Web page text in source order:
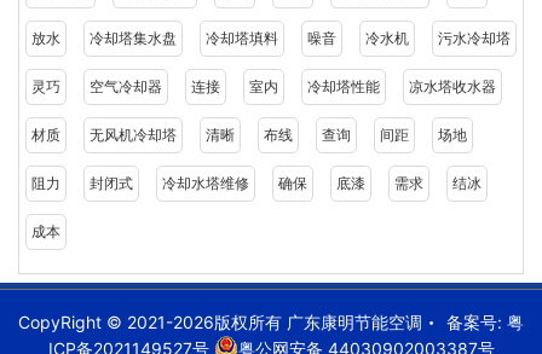
放水 冷却塔集水盘 冷却塔填料 噪音 冷水机 污水冷却塔
灵巧 空气冷却器 连接 室内 冷却塔性能 凉水塔收水器
材质 无风机冷却塔 清晰 布线 查询 间距 场地
阻力 封闭式 冷却水塔维修 确保 底漆 需求 结冰
成本
CopyRight © 2021-2026版权所有 广东康明节能空调 备案号: 粤
ICP备2021149527号
粤公网安备 44030902003387号